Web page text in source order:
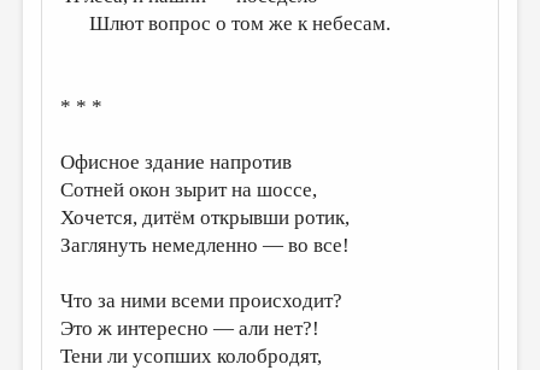
Шлют вопрос о том же к небесам.
* * *
Офисное здание напротив
Сотней окон зырит на шоссе,
Хочется, дитём открывши ротик,
Заглянуть немедленно — во все!
Что за ними всеми происходит?
Это ж интересно — али нет?!
Тени ли усопших колобродят,